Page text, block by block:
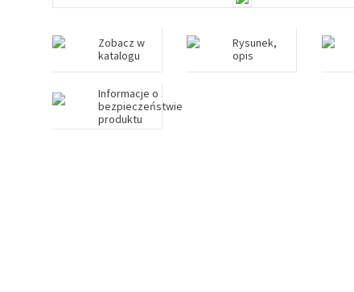
Zobacz w
katalogu
Rysunek,
opis
Informacje o
bezpieczeństwie
produktu